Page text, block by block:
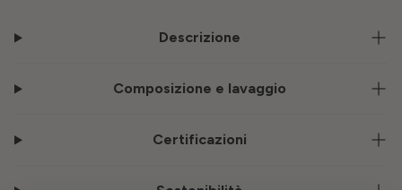
Descrizione
Composizione e lavaggio
Certificazioni